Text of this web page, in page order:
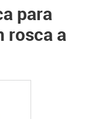
para
rosca a